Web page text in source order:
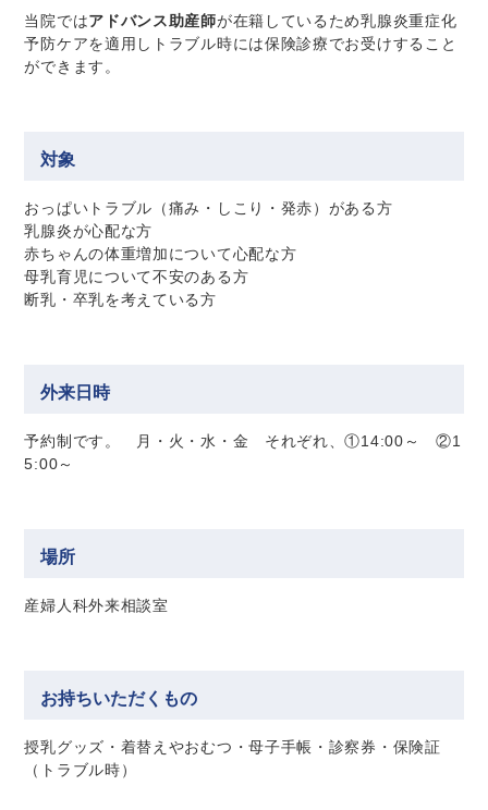
当院ではアドバンス助産師が在籍しているため乳腺炎重症化
予防ケアを適用しトラブル時には保険診療でお受けすること
ができます。
対象
おっぱいトラブル（痛み・しこり・発赤）がある方
乳腺炎が心配な方
赤ちゃんの体重増加について心配な方
母乳育児について不安のある方
断乳・卒乳を考えている方
外来日時
予約制です。 月・火・水・金 それぞれ、①14:00～ ②1
5:00～
場所
産婦人科外来相談室
お持ちいただくもの
授乳グッズ・着替えやおむつ・母子手帳・診察券・保険証
（トラブル時）